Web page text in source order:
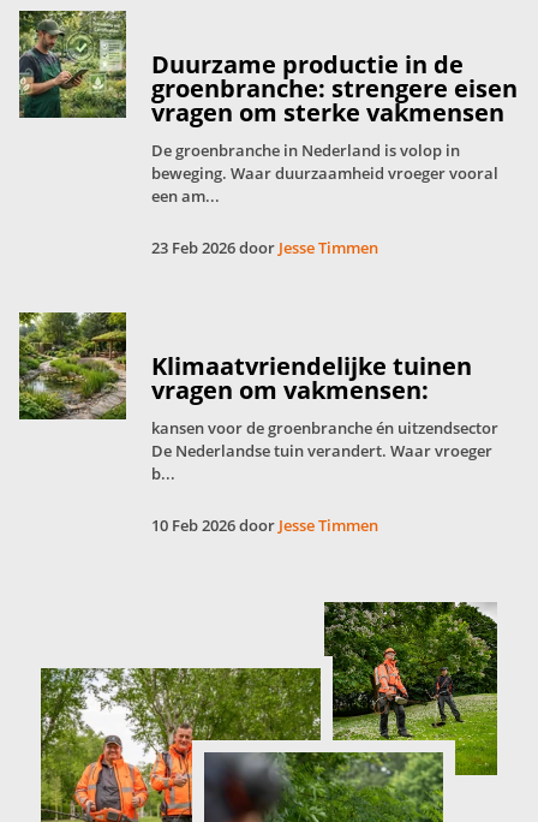
Duurzame productie in de
groenbranche: strengere eisen
vragen om sterke vakmensen
De groenbranche in Nederland is volop in
beweging. Waar duurzaamheid vroeger vooral
een am...
23 Feb 2026 door Jesse Timmen
Klimaatvriendelijke tuinen
vragen om vakmensen:
kansen voor de groenbranche én uitzendsector
De Nederlandse tuin verandert. Waar vroeger
b...
10 Feb 2026 door Jesse Timmen